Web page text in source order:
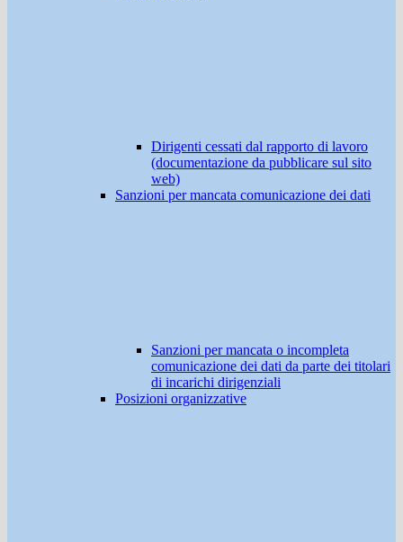
Dirigenti cessati dal rapporto di lavoro
(documentazione da pubblicare sul sito
web)
Sanzioni per mancata comunicazione dei dati
Sanzioni per mancata o incompleta
comunicazione dei dati da parte dei titolari
di incarichi dirigenziali
Posizioni organizzative